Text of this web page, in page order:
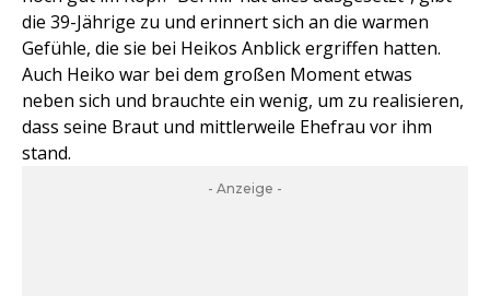
die 39-Jährige zu und erinnert sich an die warmen
Gefühle, die sie bei Heikos Anblick ergriffen hatten.
Auch Heiko war bei dem großen Moment etwas
neben sich und brauchte ein wenig, um zu realisieren,
dass seine Braut und mittlerweile Ehefrau vor ihm
stand.
- Anzeige -